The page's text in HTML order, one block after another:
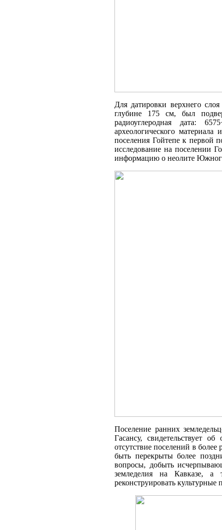
Для датировки верхнего
глубине 175 см, был
радиоуглеродная дата:
археологического
поселения Гойтепе к первой
исследование на поселении
информацию о неолите
Поселение ранних
Гасансу, свидетельствует
отсутствие поселений в
быть перекрыты более
вопросы, добыть
земледелия на Кавказе, а
реконструировать культурные